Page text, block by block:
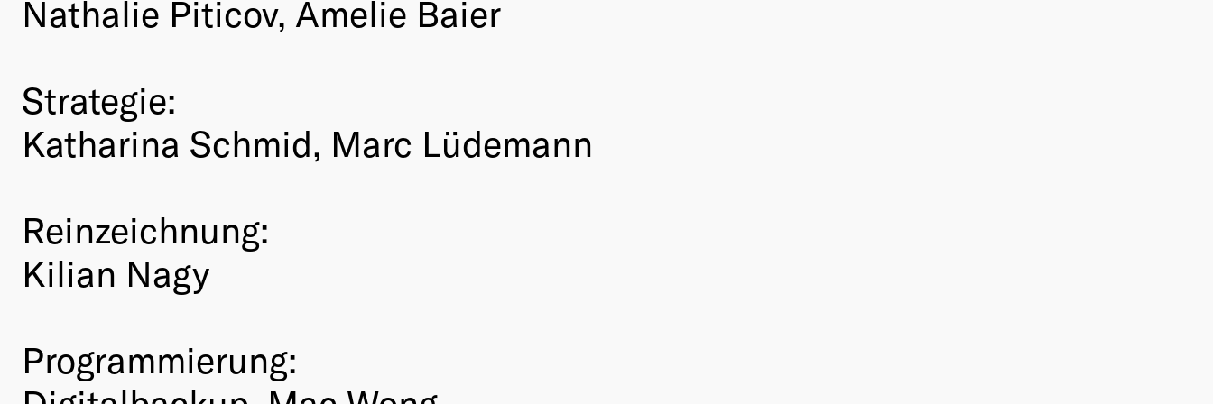
Nathalie Piticov, Amelie Baier
Strategie:
Katharina Schmid, Marc Lüdemann
Reinzeichnung:
Kilian Nagy
Programmierung: